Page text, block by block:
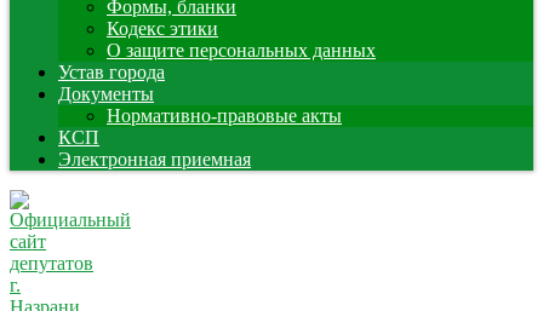
Формы, бланки
Кодекс этики
О защите персональных данных
Устав города
Документы
Нормативно-правовые акты
КСП
Электронная приемная